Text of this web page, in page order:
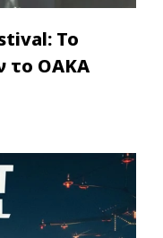
Το
το ΟΑΚΑ